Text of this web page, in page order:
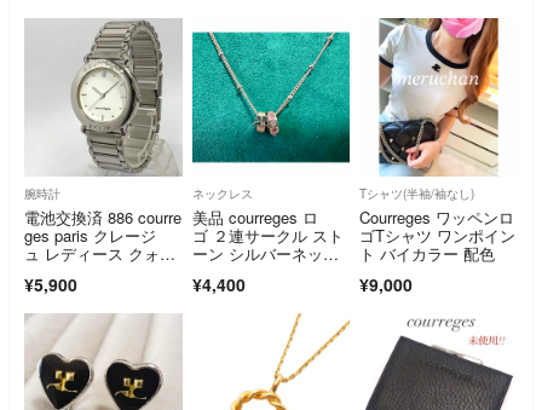
腕時計
電池交換済 886 courre
ges paris クレージ
ュ レディース クォー
ワイト 人気 希少
¥5,900
ネックレス
美品 courreges ロ
ゴ ２連サークル スト
ーン シルバーネック
¥4,400
Tシャツ(半袖/袖なし)
Courreges ワッペンロ
ゴTシャツ ワンポイン
ト バイカラー 配色
¥9,000